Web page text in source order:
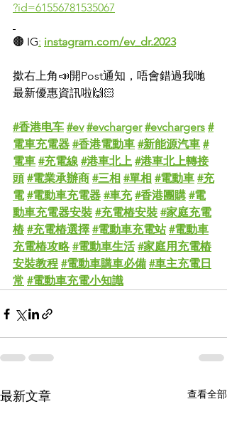
?id=61556781535067
🟤 IG: instagram.com/ev_dr.2023
撳右上角📣開Post通知，唔會錯過我哋
最新優惠資訊啦🙌🏻
#香港电车 #ev #evcharger #evchargers #
電車充電器 #香港電動車 #新能源汽車 #
電車 #充電線 #港車北上 #港車北上轉接
頭 #電業承辦商 #三相 #單相 #電動車 #充
電 #電動車充電器 #車充 #香港團購 #電
動車充電器安裝 #充電樁安裝 #家庭充電
樁 #充電樁選擇 #電動車充電站 #電動車
充電樁攻略 #電動車生活 #家庭用充電樁
安裝教程 #電動車購車必備 #車主充電日
常 #電動車充電小知識
最新文章 查看全部